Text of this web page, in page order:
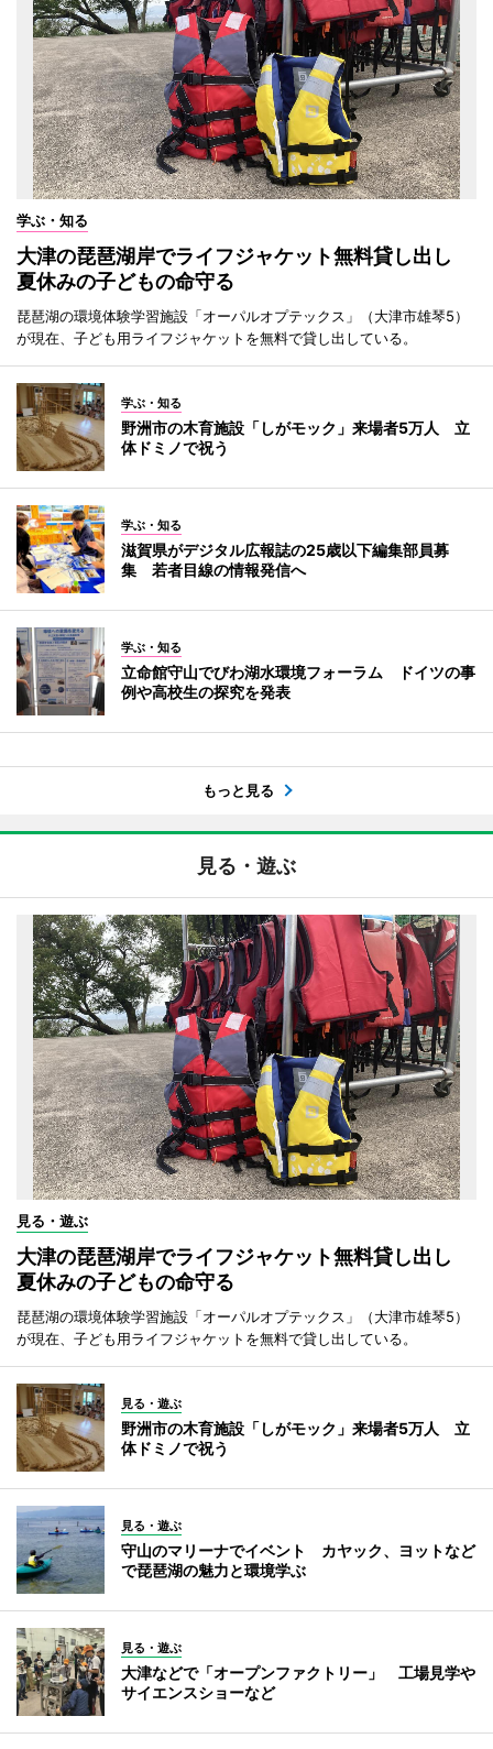
学ぶ・知る
大津の琵琶湖岸でライフジャケット無料貸し出し
夏休みの子どもの命守る
琵琶湖の環境体験学習施設「オーパルオプテックス」（大津市雄琴5）
が現在、子ども用ライフジャケットを無料で貸し出している。
学ぶ・知る
野洲市の木育施設「しがモック」来場者5万人 立
体ドミノで祝う
学ぶ・知る
滋賀県がデジタル広報誌の25歳以下編集部員募
集 若者目線の情報発信へ
学ぶ・知る
立命館守山でびわ湖水環境フォーラム ドイツの事
例や高校生の探究を発表
もっと見る
見る・遊ぶ
見る・遊ぶ
大津の琵琶湖岸でライフジャケット無料貸し出し
夏休みの子どもの命守る
琵琶湖の環境体験学習施設「オーパルオプテックス」（大津市雄琴5）
が現在、子ども用ライフジャケットを無料で貸し出している。
見る・遊ぶ
野洲市の木育施設「しがモック」来場者5万人 立
体ドミノで祝う
見る・遊ぶ
守山のマリーナでイベント カヤック、ヨットなど
で琵琶湖の魅力と環境学ぶ
見る・遊ぶ
大津などで「オープンファクトリー」 工場見学や
サイエンスショーなど